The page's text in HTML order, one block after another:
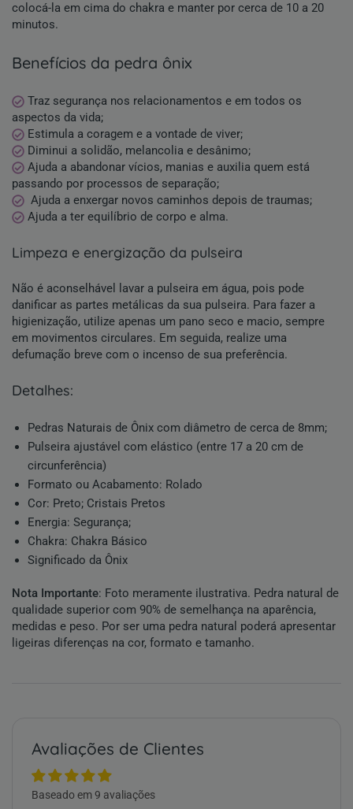
colocá-la em cima do chakra e manter por cerca de 10 a 20
minutos.
benefícios da pedra ônix
Traz segurança nos relacionamentos e em todos os
aspectos da vida;
Estimula a coragem e a vontade de viver;
Diminui a solidão, melancolia e desânimo;
Ajuda a abandonar vícios, manias e auxilia quem está
passando por processos de separação;
Ajuda a enxergar novos caminhos depois de traumas;
Ajuda a ter equilíbrio de corpo e alma.
limpeza e energização da pulseira
Não é aconselhável lavar a pulseira em água, pois pode
danificar as partes metálicas da sua pulseira. Para fazer a
higienização, utilize apenas um pano seco e macio, sempre
em movimentos circulares. Em seguida, realize uma
defumação breve com o incenso de sua preferência.
detalhes:
Pedras Naturais de Ônix com diâmetro de cerca de 8mm;
Pulseira ajustável com elástico (entre 17 a 20 cm de
circunferência)
Formato ou Acabamento: Rolado
Cor: Preto; Cristais Pretos
Energia: Segurança;
Chakra: Chakra Básico
Significado da Ônix
Nota Importante: Foto meramente ilustrativa. Pedra natural de
qualidade superior com 90% de semelhança na aparência,
medidas e peso. Por ser uma pedra natural poderá apresentar
ligeiras diferenças na cor, formato e tamanho.
Avaliações de Clientes
Baseado em 9 avaliações